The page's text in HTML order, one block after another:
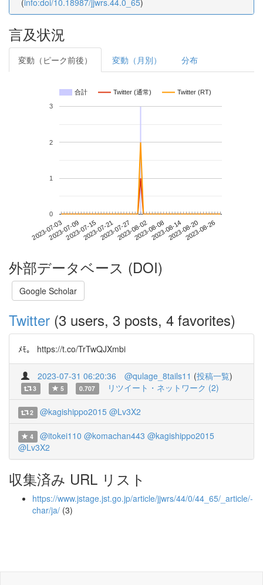
(info:doi/10.18987/jjwrs.44.0_65)
言及状況
変動（ピーク前後） 変動（月別） 分布
合計 Twitter (通常) Twitter (RT)
2023-07-032023-07-092023-07-152023-07-212023-07-272023-08-022023-08-082023-08-142023-08-202023-08-26
0
1
2
3
外部データベース (DOI)
Google Scholar
Twitter (3 users, 3 posts, 4 favorites)
ﾒﾓ。 https://t.co/TrTwQJXmbi
2023-07-31 06:20:36 @qulage_8tails11 (投稿一覧)
3 5 0.707 リツイート・ネットワーク (2)
2 @kagishippo2015 @Lv3X2
4 @itokei110 @komachan443 @kagishippo2015
@Lv3X2
収集済み URL リスト
https://www.jstage.jst.go.jp/article/jjwrs/44/0/44_65/_article/-
char/ja/ (3)